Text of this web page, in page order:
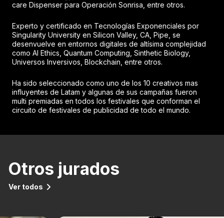
care Dispenser para Operación Sonrisa, entre otros.
Experto y certificado en Tecnologías Exponenciales por
Singularity University en Silicon Valley, CA, Pipe, se
desenvuelve en entornos digitales de altísima complejidad
como AI Ethics, Quantum Computing, Sinthetic Biology,
Universos Inversivos, Blockchain, entre otros.
Ha sido seleccionado como uno de los 10 creativos mas
influyentes de Latam y algunas de sus campañas fueron
multi premiadas en todos los festivales que conforman el
circuito de festivales de publicidad de todo el mundo.
Otros jurados
Ver todos